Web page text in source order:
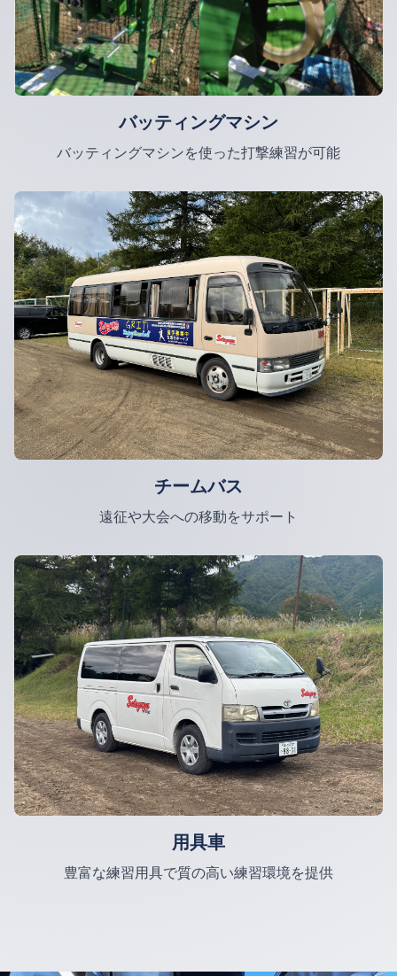
バッティングマシン
バッティングマシンを使った打撃練習が可能
チームバス
遠征や大会への移動をサポート
用具車
豊富な練習用具で質の高い練習環境を提供